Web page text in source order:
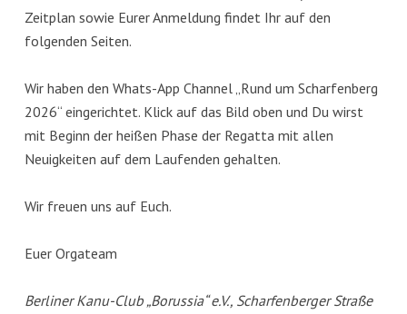
Zeitplan sowie Eurer Anmeldung findet Ihr auf den
folgenden Seiten.
Wir haben den Whats-App Channel „Rund um Scharfenberg
2026“ eingerichtet. Klick auf das Bild oben und Du wirst
mit Beginn der heißen Phase der Regatta mit allen
Neuigkeiten auf dem Laufenden gehalten.
Wir freuen uns auf Euch.
Euer Orgateam
Berliner Kanu-Club „Borussia“ e.V., Scharfenberger Straße